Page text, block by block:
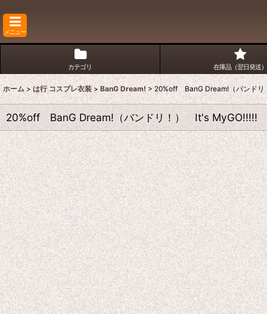
メニュー
カテゴリ 在庫品（翌日発送）
ホーム > は行 コスプレ衣装 > BanG Dream! > 20%off BanG Dream!（バンド
20%off BanG Dream!（バンドリ！） It's